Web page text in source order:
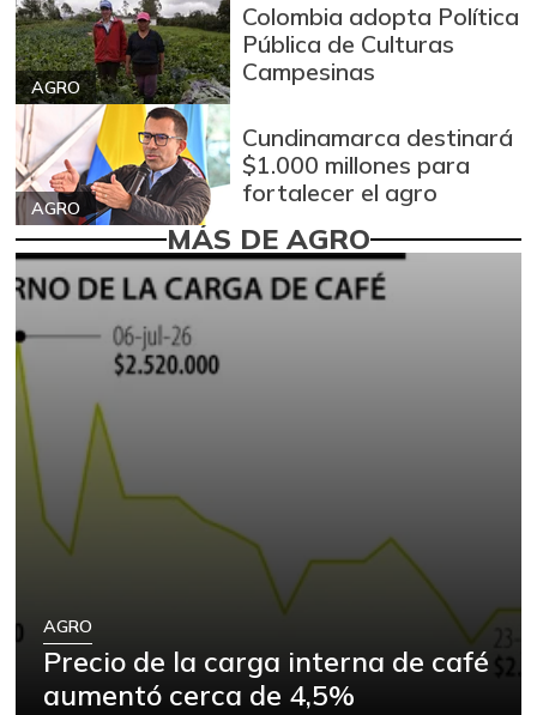
AGRO
Colombia adopta Política
Pública de Culturas
Campesinas
AGRO
Cundinamarca destinará
$1.000 millones para
fortalecer el agro
MÁS DE AGRO
AGRO
Precio de la carga interna de café
aumentó cerca de 4,5%